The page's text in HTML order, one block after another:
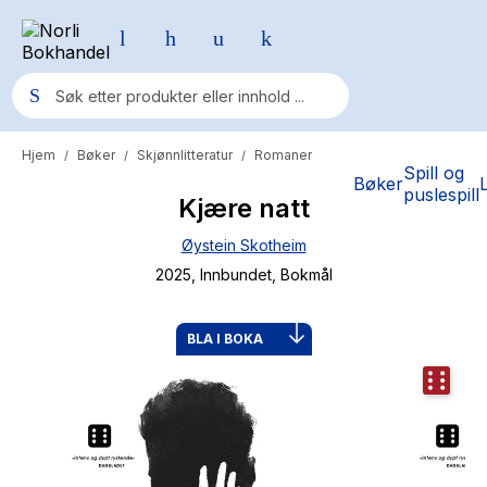
BøkerSpill og
puslespill
Populære søk
Fury Bound - Sable Sorensen
Hypopressiv trening
Hjem / Bøker / Skjønnlitteratur / Romaner
Kjære natt
Øystein Skotheim
2025 , Innbundet, Bokmål
BLA I BOKA